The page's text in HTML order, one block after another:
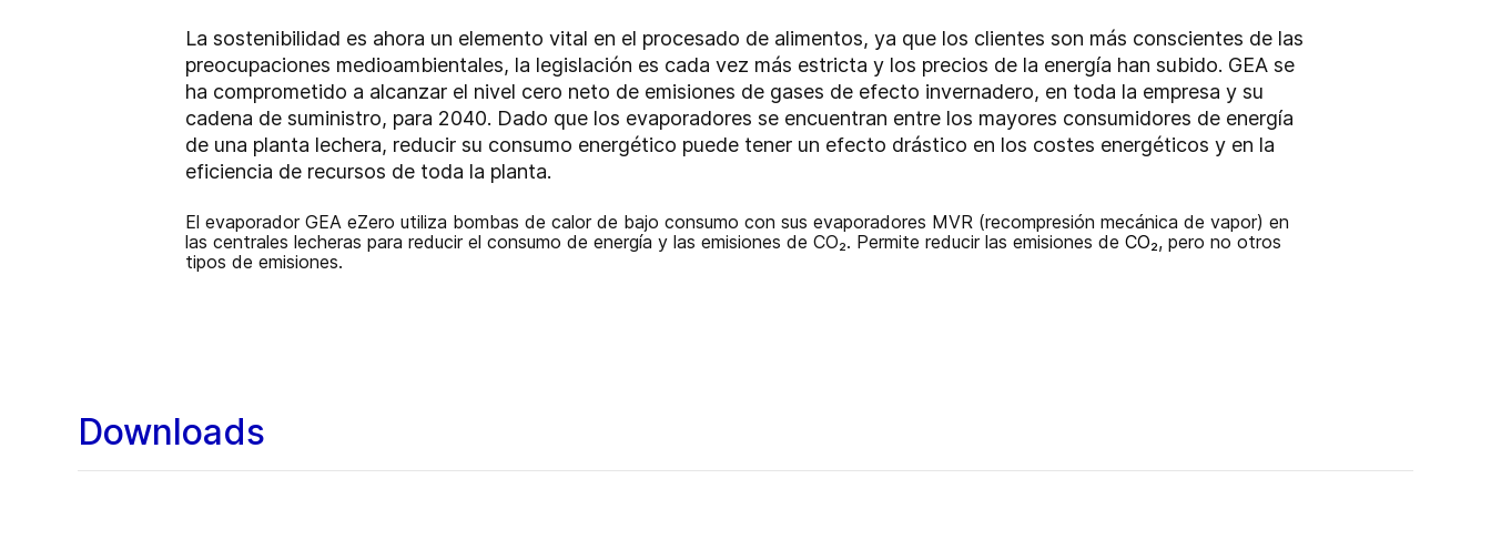
La sostenibilidad es ahora un elemento vital en el procesado de alimentos, ya que los clientes son más conscientes de las
preocupaciones medioambientales, la legislación es cada vez más estricta y los precios de la energía han subido. GEA se
ha comprometido a alcanzar el nivel cero neto de emisiones de gases de efecto invernadero, en toda la empresa y su
cadena de suministro, para 2040. Dado que los evaporadores se encuentran entre los mayores consumidores de energía
de una planta lechera, reducir su consumo energético puede tener un efecto drástico en los costes energéticos y en la
eficiencia de recursos de toda la planta.
El evaporador GEA eZero utiliza bombas de calor de bajo consumo con sus evaporadores MVR (recompresión mecánica de vapor) en
las centrales lecheras para reducir el consumo de energía y las emisiones de CO₂. Permite reducir las emisiones de CO₂, pero no otros
tipos de emisiones.
Downloads